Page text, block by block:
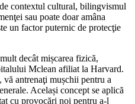
contextul cultural, bilingvismul
sau poate doar amâna
un factor puternic de protecţie
decât mișcarea fizică,
Mclean afiliat la Harvard.
antrenaţi mușchii pentru a
Același concept se aplică
cu provocări noi pentru a-l